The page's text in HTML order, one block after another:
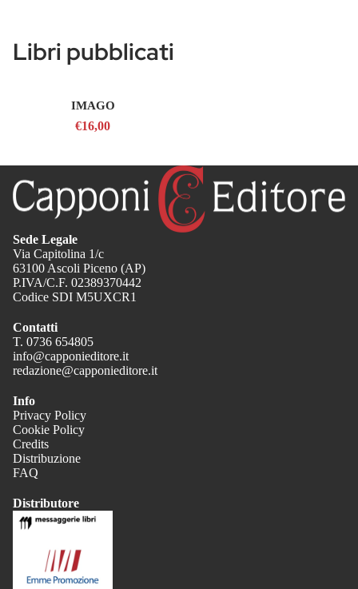
Libri pubblicati
IMAGO
€16,00
Sede Legale
Via Capitolina 1/c
63100 Ascoli Piceno (AP)
P.IVA/C.F. 02389370442
Codice SDI M5UXCR1
Contatti
T. 0736 654805
info@capponieditore.it
redazione@capponieditore.it
Info
Privacy Policy
Cookie Policy
Credits
Distribuzione
FAQ
Distributore